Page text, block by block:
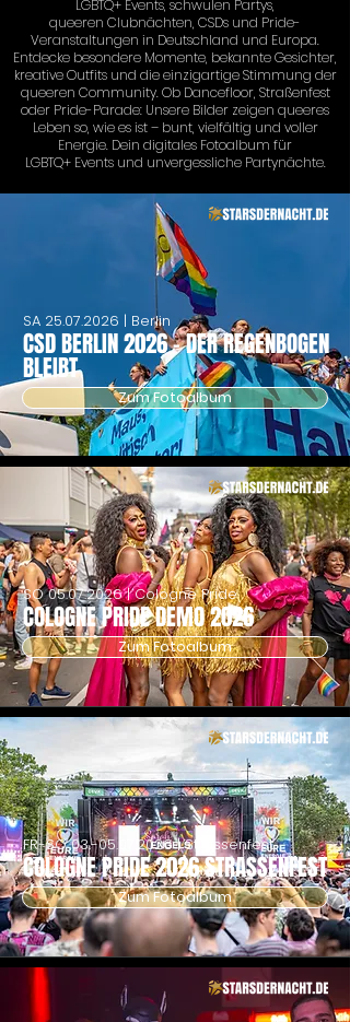
LGBTQ+ Events, schwulen Partys,
queeren Clubnächten, CSDs und Pride-
Veranstaltungen in Deutschland und Europa.
Entdecke besondere Momente, bekannte Gesichter,
kreative Outfits und die einzigartige Stimmung der
queeren Community. Ob Dancefloor, Straßenfest
oder Pride-Parade: Unsere Bilder zeigen queeres
Leben so, wie es ist – bunt, vielfältig und voller
Energie. Dein digitales Fotoalbum für
LGBTQ+ Events und unvergessliche Partynächte.
CSD BERLIN 2026 - DER REGENBOGEN
BLEIBT
SA 25.07.2026 | Berlin
Zum Fotoalbum
COLOGNE PRIDE DEMO 2026
SO05.07.2026| Cologne Pride
Zum Fotoalbum
COLOGNE PRIDE 2026 STRASSENFEST
FR-SO03.-05.07.2026| Strassenfest
Zum Fotoalbum